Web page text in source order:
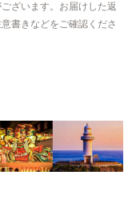
ざいます。お届けした返
書きなどをご確認くださ